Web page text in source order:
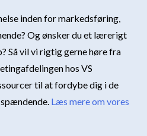
inden for markedsføring,
Og ønsker du et lærerigt
Så vil vi rigtig gerne høre fra
hos VS
til at fordybe dig i de
Læs mere om vores